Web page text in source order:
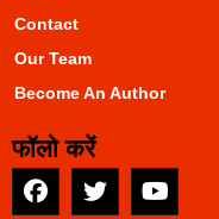
Contact
Our Team
Become An Author
फॉलो करें